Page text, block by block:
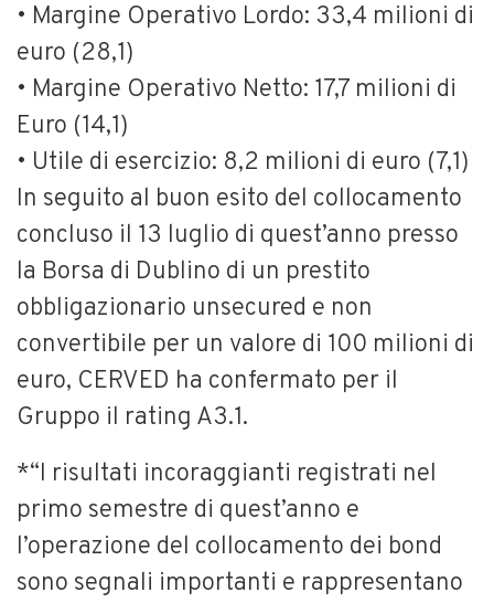
• Margine Operativo Lordo: 33,4 milioni di
euro (28,1)
• Margine Operativo Netto: 17,7 milioni di
Euro (14,1)
• Utile di esercizio: 8,2 milioni di euro (7,1)
In seguito al buon esito del collocamento
concluso il 13 luglio di quest’anno presso
la Borsa di Dublino di un prestito
obbligazionario unsecured e non
convertibile per un valore di 100 milioni di
euro, CERVED ha confermato per il
Gruppo il rating A3.1.
*“I risultati incoraggianti registrati nel
primo semestre di quest’anno e
l’operazione del collocamento dei bond
sono segnali importanti e rappresentano